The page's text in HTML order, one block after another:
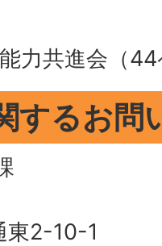
力共進会（
するお問
東2-10-1